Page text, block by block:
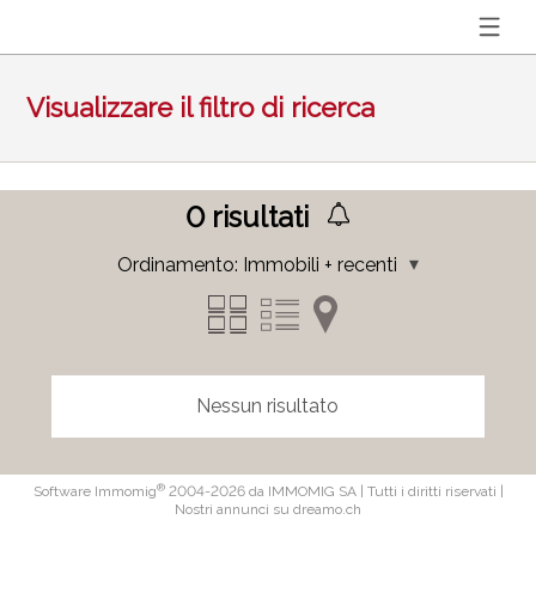
Visualizzare il filtro di ricerca
0risultati
Ordinamento: Immobili + recenti
Nessun risultato
Software Immomig®2004-2026 da IMMOMIG SA | Tutti i diritti riservati |
Nostri annunci su dreamo.ch